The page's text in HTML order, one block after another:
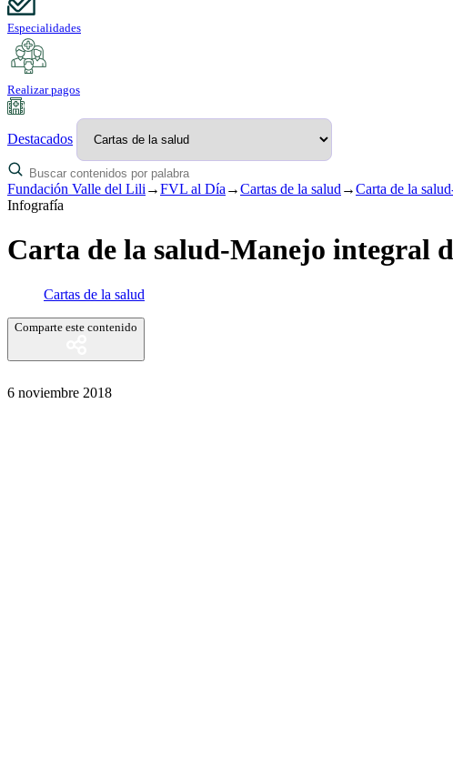
Especialidades
Realizar pagos
Destacados
Fundación Valle del Lili →FVL al Día →Cartas de la salud →Carta de la
Infografía
Carta de la salud-Manejo integral
Cartas de la salud
Comparte este contenido
6 noviembre 2018